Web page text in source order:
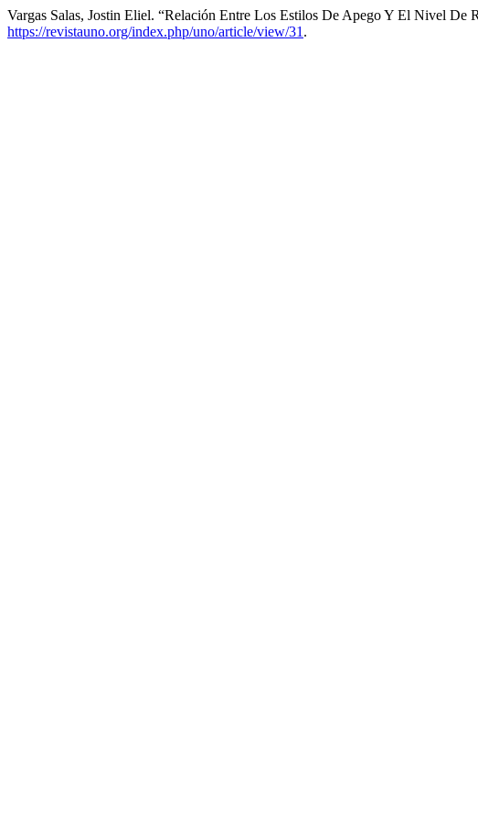
Vargas Salas, Jostin Eliel. “Relación Entre Los Estilos De Apego Y El Nivel De
https://revistauno.org/index.php/uno/article/view/31 .